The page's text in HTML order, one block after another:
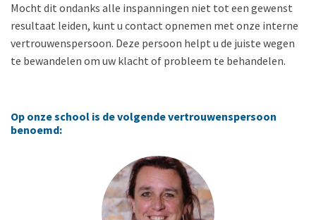
Mocht dit ondanks alle inspanningen niet tot een gewenst
resultaat leiden, kunt u contact opnemen met onze interne
vertrouwenspersoon. Deze persoon helpt u de juiste wegen
te bewandelen om uw klacht of probleem te behandelen.
Op onze school is de volgende vertrouwenspersoon
benoemd: